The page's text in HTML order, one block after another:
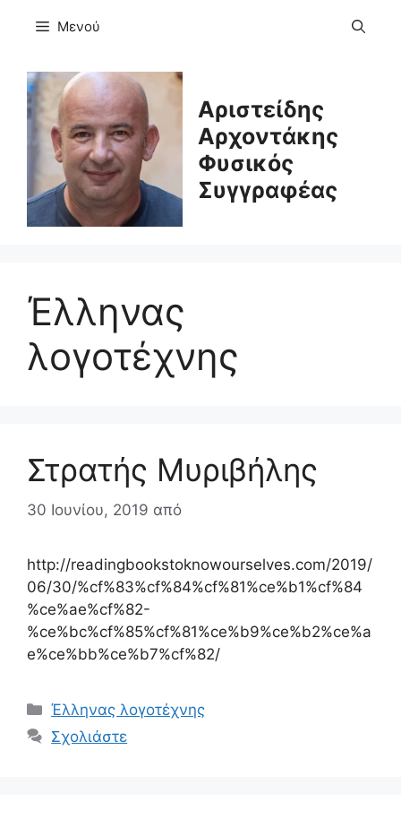
Μενού
Αριστείδης
Αρχοντάκης
Φυσικός
Συγγραφέας
Έλληνας
λογοτέχνης
Στρατής Μυριβήλης
30 Ιουνίου, 2019 από
http://readingbookstoknowourselves.com/2019/
06/30/%cf%83%cf%84%cf%81%ce%b1%cf%84
%ce%ae%cf%82-
%ce%bc%cf%85%cf%81%ce%b9%ce%b2%ce%a
e%ce%bb%ce%b7%cf%82/
Κατηγορίες
Έλληνας λογοτέχνης
Σχολιάστε